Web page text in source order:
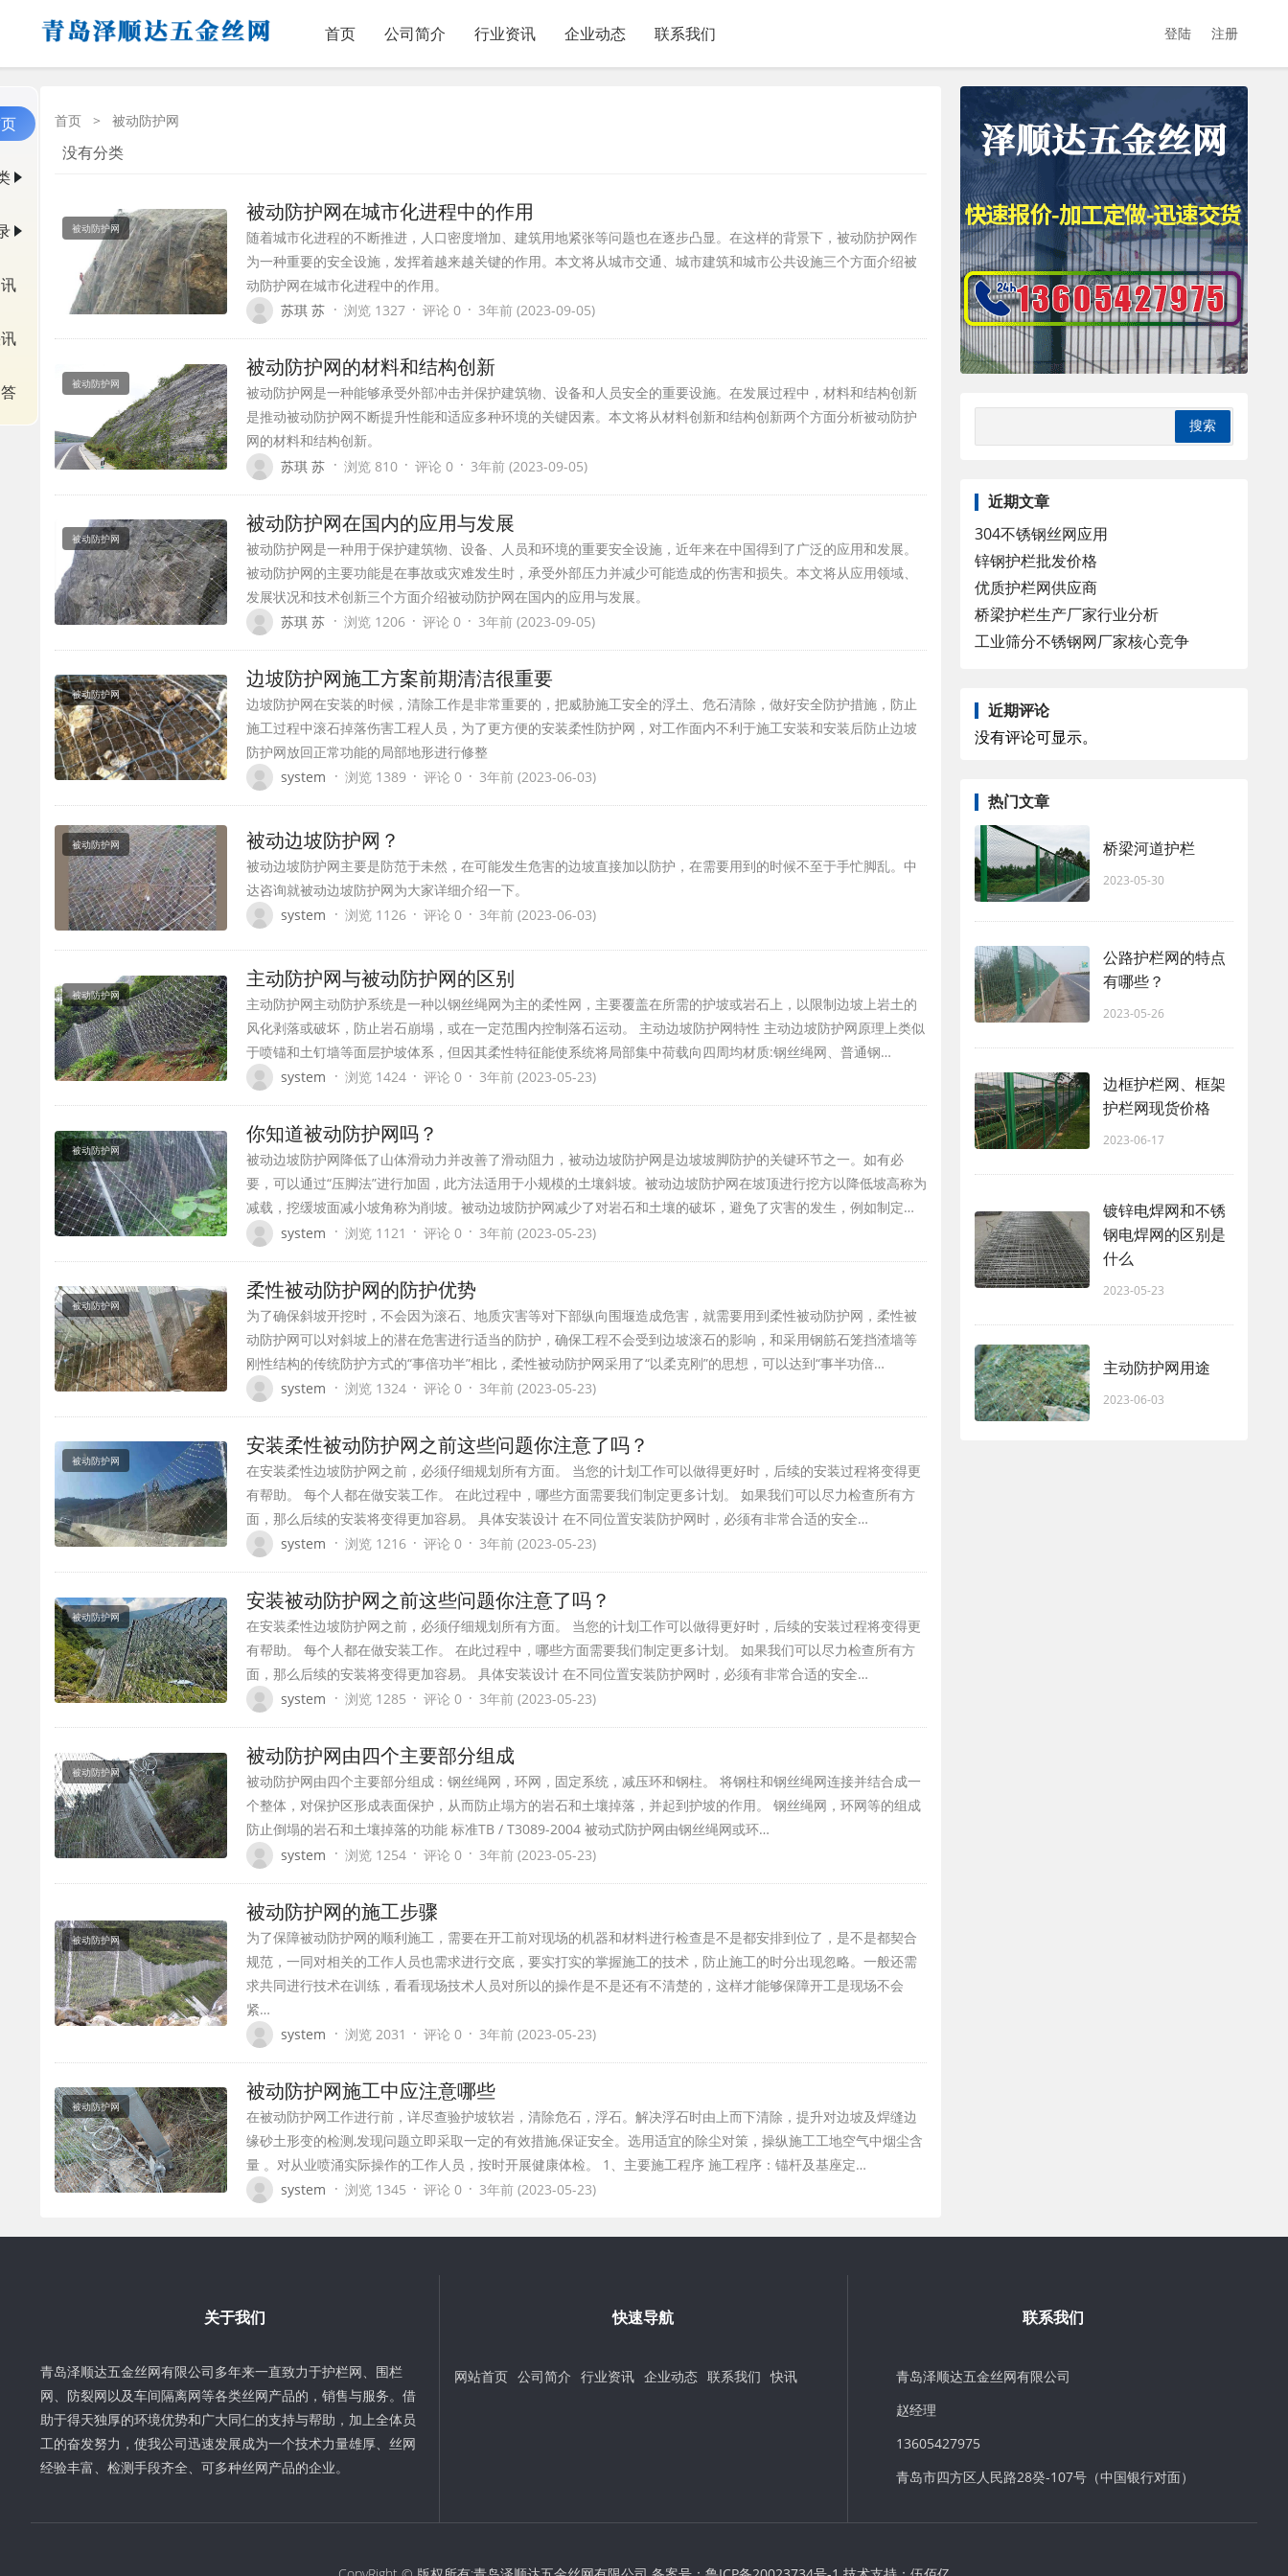
首页 公司简介 行业资讯 企业动态 联系我们 登陆 注册
首页 > 被动防护网
没有分类
被动防护网
被动防护网在城市化进程中的作用
随着城市化进程的不断推进，人口密度增加、建筑用地紧张等问题也在逐步凸显。在这样的背景下，被动防护网作
为一种重要的安全设施，发挥着越来越关键的作用。本文将从城市交通、城市建筑和城市公共设施三个方面介绍被
动防护网在城市化进程中的作用。
苏琪 苏 · 浏览 1327 · 评论 0 · 3年前 (2023-09-05)
被动防护网
被动防护网的材料和结构创新
被动防护网是一种能够承受外部冲击并保护建筑物、设备和人员安全的重要设施。在发展过程中，材料和结构创新
是推动被动防护网不断提升性能和适应多种环境的关键因素。本文将从材料创新和结构创新两个方面分析被动防护
网的材料和结构创新。
苏琪 苏 · 浏览 810 · 评论 0 · 3年前 (2023-09-05)
被动防护网
被动防护网在国内的应用与发展
被动防护网是一种用于保护建筑物、设备、人员和环境的重要安全设施，近年来在中国得到了广泛的应用和发展。
被动防护网的主要功能是在事故或灾难发生时，承受外部压力并减少可能造成的伤害和损失。本文将从应用领域、
发展状况和技术创新三个方面介绍被动防护网在国内的应用与发展。
苏琪 苏 · 浏览 1206 · 评论 0 · 3年前 (2023-09-05)
被动防护网
边坡防护网施工方案前期清洁很重要
边坡防护网在安装的时候，清除工作是非常重要的，把威胁施工安全的浮土、危石清除，做好安全防护措施，防止
施工过程中滚石掉落伤害工程人员，为了更方便的安装柔性防护网，对工作面内不利于施工安装和安装后防止边坡
防护网放回正常功能的局部地形进行修整
system · 浏览 1389 · 评论 0 · 3年前 (2023-06-03)
被动防护网 被动边坡防护网？
被动边坡防护网主要是防范于未然，在可能发生危害的边坡直接加以防护，在需要用到的时候不至于手忙脚乱。中
达咨询就被动边坡防护网为大家详细介绍一下。
system · 浏览 1126 · 评论 0 · 3年前 (2023-06-03)
被动防护网
主动防护网与被动防护网的区别
主动防护网主动防护系统是一种以钢丝绳网为主的柔性网，主要覆盖在所需的护坡或岩石上，以限制边坡上岩土的
风化剥落或破坏，防止岩石崩塌，或在一定范围内控制落石运动。 主动边坡防护网特性 主动边坡防护网原理上类似
于喷锚和土钉墙等面层护坡体系，但因其柔性特征能使系统将局部集中荷载向四周均材质:钢丝绳网、普通钢…
system · 浏览 1424 · 评论 0 · 3年前 (2023-05-23)
被动防护网
你知道被动防护网吗？
被动边坡防护网降低了山体滑动力并改善了滑动阻力，被动边坡防护网是边坡坡脚防护的关键环节之一。如有必
要，可以通过“压脚法”进行加固，此方法适用于小规模的土壤斜坡。被动边坡防护网在坡顶进行挖方以降低坡高称为
减载，挖缓坡面减小坡角称为削坡。被动边坡防护网减少了对岩石和土壤的破坏，避免了灾害的发生，例如制定…
system · 浏览 1121 · 评论 0 · 3年前 (2023-05-23)
被动防护网
柔性被动防护网的防护优势
为了确保斜坡开挖时，不会因为滚石、地质灾害等对下部纵向围堰造成危害，就需要用到柔性被动防护网，柔性被
动防护网可以对斜坡上的潜在危害进行适当的防护，确保工程不会受到边坡滚石的影响，和采用钢筋石笼挡渣墙等
刚性结构的传统防护方式的“事倍功半”相比，柔性被动防护网采用了“以柔克刚”的思想，可以达到“事半功倍…
system · 浏览 1324 · 评论 0 · 3年前 (2023-05-23)
被动防护网
安装柔性被动防护网之前这些问题你注意了吗？
在安装柔性边坡防护网之前，必须仔细规划所有方面。 当您的计划工作可以做得更好时，后续的安装过程将变得更
有帮助。 每个人都在做安装工作。 在此过程中，哪些方面需要我们制定更多计划。 如果我们可以尽力检查所有方
面，那么后续的安装将变得更加容易。 具体安装设计 在不同位置安装防护网时，必须有非常合适的安全…
system · 浏览 1216 · 评论 0 · 3年前 (2023-05-23)
被动防护网
安装被动防护网之前这些问题你注意了吗？
在安装柔性边坡防护网之前，必须仔细规划所有方面。 当您的计划工作可以做得更好时，后续的安装过程将变得更
有帮助。 每个人都在做安装工作。 在此过程中，哪些方面需要我们制定更多计划。 如果我们可以尽力检查所有方
面，那么后续的安装将变得更加容易。 具体安装设计 在不同位置安装防护网时，必须有非常合适的安全…
system · 浏览 1285 · 评论 0 · 3年前 (2023-05-23)
被动防护网
被动防护网由四个主要部分组成
被动防护网由四个主要部分组成：钢丝绳网，环网，固定系统，减压环和钢柱。 将钢柱和钢丝绳网连接并结合成一
个整体，对保护区形成表面保护，从而防止塌方的岩石和土壤掉落，并起到护坡的作用。 钢丝绳网，环网等的组成
防止倒塌的岩石和土壤掉落的功能 标准TB / T3089-2004 被动式防护网由钢丝绳网或环…
system · 浏览 1254 · 评论 0 · 3年前 (2023-05-23)
被动防护网
被动防护网的施工步骤
为了保障被动防护网的顺利施工，需要在开工前对现场的机器和材料进行检查是不是都安排到位了，是不是都契合
规范，一同对相关的工作人员也需求进行交底，要实打实的掌握施工的技术，防止施工的时分出现忽略。一般还需
求共同进行技术在训练，看看现场技术人员对所以的操作是不是还有不清楚的，这样才能够保障开工是现场不会
紧…
system · 浏览 2031 · 评论 0 · 3年前 (2023-05-23)
被动防护网
被动防护网施工中应注意哪些
在被动防护网工作进行前，详尽查验护坡软岩，清除危石，浮石。解决浮石时由上而下清除，提升对边坡及焊缝边
缘砂土形变的检测,发现问题立即采取一定的有效措施,保证安全。选用适宜的除尘对策，操纵施工工地空气中烟尘含
量 。对从业喷涌实际操作的工作人员，按时开展健康体检。 1、主要施工程序 施工程序：锚杆及基座定…
system · 浏览 1345 · 评论 0 · 3年前 (2023-05-23)
近期文章
304不锈钢丝网应用
锌钢护栏批发价格
优质护栏网供应商
桥梁护栏生产厂家行业分析
工业筛分不锈钢网厂家核心竞争
近期评论
没有评论可显示。
热门文章
桥梁河道护栏
2023-05-30
公路护栏网的特点
有哪些？
2023-05-26
边框护栏网、框架
护栏网现货价格
2023-06-17
镀锌电焊网和不锈
钢电焊网的区别是
什么
2023-05-23
主动防护网用途
2023-06-03
关于我们
青岛泽顺达五金丝网有限公司多年来一直致力于护栏网、围栏
网、防裂网以及车间隔离网等各类丝网产品的，销售与服务。借
助于得天独厚的环境优势和广大同仁的支持与帮助，加上全体员
工的奋发努力，使我公司迅速发展成为一个技术力量雄厚、丝网
经验丰富、检测手段齐全、可多种丝网产品的企业。
快速导航
网站首页 公司简介 行业资讯 企业动态 联系我们 快讯
联系我们
青岛泽顺达五金丝网有限公司
赵经理
13605427975
青岛市四方区人民路28癸-107号（中国银行对面）